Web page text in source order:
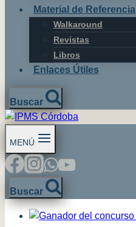
Material de Referencia
Walkaround
Revistas
Libros
Enlaces Útiles
Buscar
MENÚ
Buscar